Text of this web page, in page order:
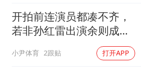
夯实基础开新局
开拍前连演员都凑不齐，
若非孙红雷出演余则成，
小尹体育 2跟贴 打开APP